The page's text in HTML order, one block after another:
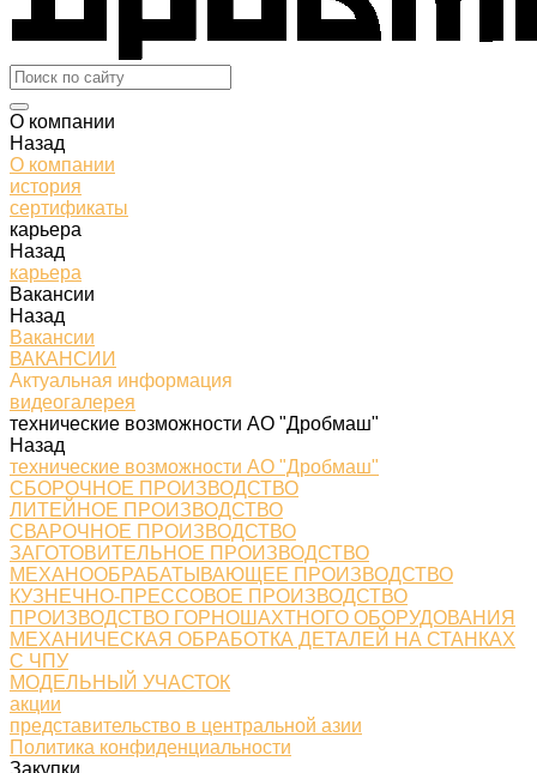
О компании
Назад
О компании
история
сертификаты
карьера
Назад
карьера
Вакансии
Назад
Вакансии
ВАКАНСИИ
Актуальная информация
видеогалерея
технические возможности АО "Дробмаш"
Назад
технические возможности АО "Дробмаш"
СБОРОЧНОЕ ПРОИЗВОДСТВО
ЛИТЕЙНОЕ ПРОИЗВОДСТВО
СВАРОЧНОЕ ПРОИЗВОДСТВО
ЗАГОТОВИТЕЛЬНОЕ ПРОИЗВОДСТВО
МЕХАНООБРАБАТЫВАЮЩЕЕ ПРОИЗВОДСТВО
КУЗНЕЧНО-ПРЕССОВОЕ ПРОИЗВОДСТВО
ПРОИЗВОДСТВО ГОРНОШАХТНОГО ОБОРУДОВАНИЯ
МЕХАНИЧЕСКАЯ ОБРАБОТКА ДЕТАЛЕЙ НА СТАНКАХ
С ЧПУ
МОДЕЛЬНЫЙ УЧАСТОК
акции
представительство в центральной азии
Политика конфиденциальности
Закупки